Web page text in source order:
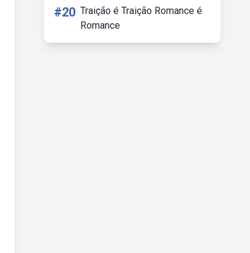
#20 Traição é Traição Romance é
Romance